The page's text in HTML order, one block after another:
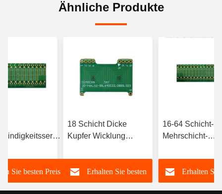
Ähnliche Produkte
Mehrfeld
Sie besten Preis
18 Schicht Dicke
Kupfer Wicklung
Board Privatetikett
Erhalten Sie besten
16-64 Schicht-
Mehrschicht-
Künstliche
5g-
Erhalten Sie